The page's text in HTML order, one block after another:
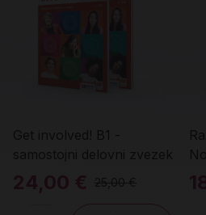
Get involved! B1 -
samostojni delovni zvezek
24,00 € 25,00 €